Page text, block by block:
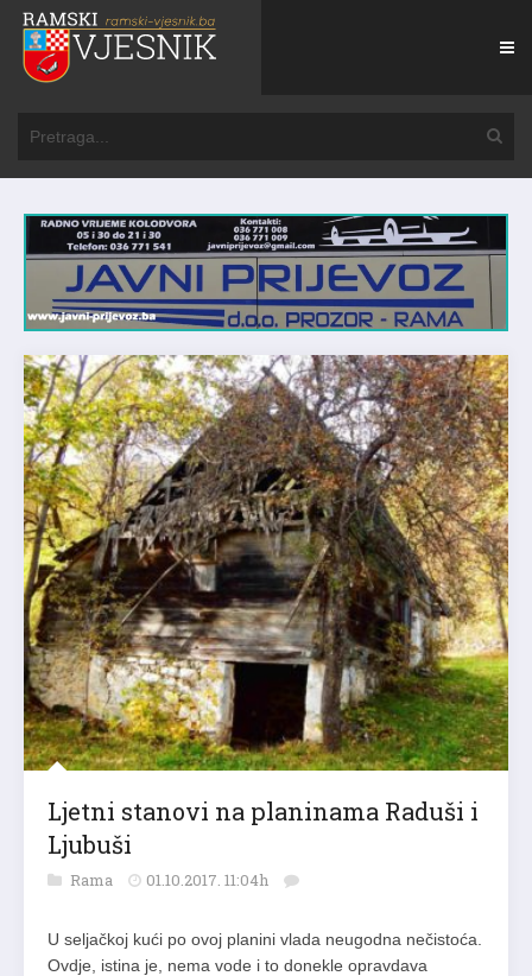
Ljetni stanovi na planinama Raduši i
Ljubuši
Rama 01.10.2017. 11:04h
U seljačkoj kući po ovoj planini vlada neugodna nečistoća.
Ovdje, istina je, nema vode i to donekle opravdava